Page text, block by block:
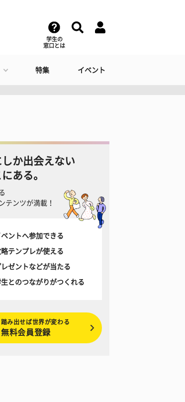
学生の
窓口とは
特集 イベント
か出会えない
ある。
テンツが満載！
ントへ参加できる
テンプレが使える
ゼントなどが当たる
とのつながりがつくれる
み出せば世界が変わる
無料会員登録